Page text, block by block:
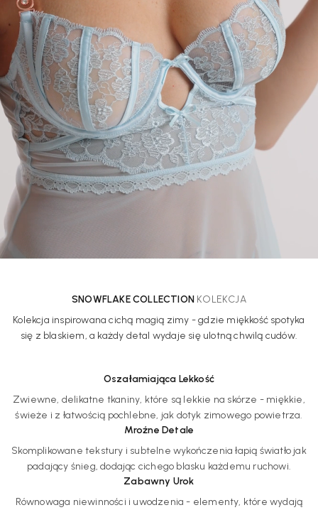
SNOWFLAKE COLLECTION KOLEKCJA
Kolekcja inspirowana cichą magią zimy - gdzie miękkość spotyka
się z blaskiem, a każdy detal wydaje się ulotną chwilą cudów.
Oszałamiająca Lekkość
Zwiewne, delikatne tkaniny, które są lekkie na skórze - miękkie,
świeże i z łatwością pochlebne, jak dotyk zimowego powietrza.
Mroźne Detale
Skomplikowane tekstury i subtelne wykończenia łapią światło jak
padający śnieg, dodając cichego blasku każdemu ruchowi.
Zabawny Urok
Równowaga niewinności i uwodzenia - elementy, które wydają